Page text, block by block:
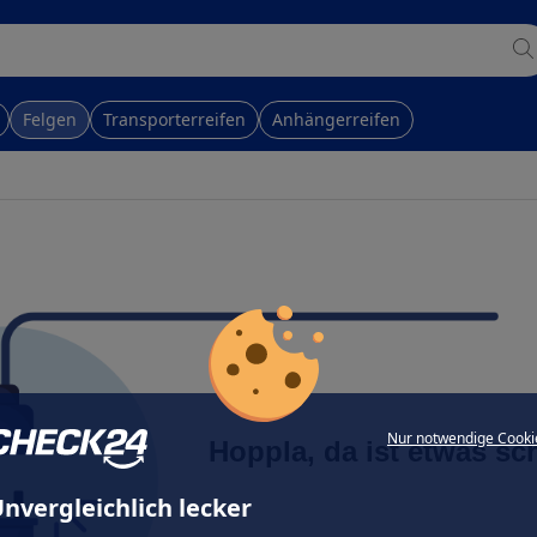
Nur notwendige
lecker
Felgen Transporterreifen Anhängerreifen
Hoppla, da ist etwas